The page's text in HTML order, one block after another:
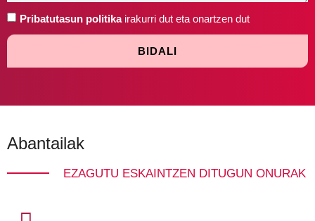
Pribatutasun politikairakurri dut eta onartzen dut
BIDALI
Abantailak
EZAGUTU ESKAINTZEN DITUGUN ONURAK